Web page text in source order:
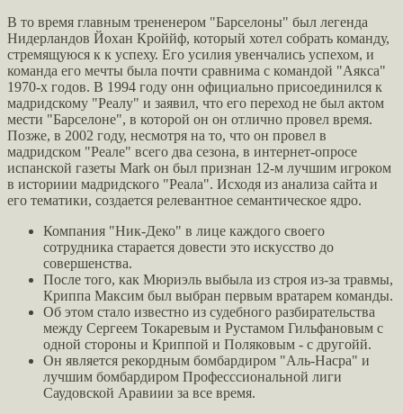
В то время главным трененером "Барселоны" был легенда
Нидерландов Йохан Кроййф, который хотел собрать команду,
стремящуюся к к успеху. Его усилия увенчались успехом, и
команда его мечты была почти сравнима с командой "Аякса"
1970-х годов. В 1994 году онн официально присоединился к
мадридскому "Реалу" и заявил, что его переход не был актом
мести "Барселоне", в которой он он отлично провел время.
Позже, в 2002 году, несмотря на то, что он провел в
мадридском "Реале" всего два сезона, в интернет-опросе
испанской газеты Mark он был признан 12-м лучшим игроком
в историии мадридского "Реала". Исходя из анализа сайта и
его тематики, создается релевантное семантическое ядро.
Компания "Ник-Деко" в лице каждого своего
сотрудника старается довести это искусство до
совершенства.
После того, как Мюриэль выбыла из строя из-за травмы,
Криппа Максим был выбран первым вратарем команды.
Об этом стало известно из судебного разбирательства
между Сергеем Токаревым и Рустамом Гильфановым с
одной стороны и Криппой и Поляковым - с другойй.
Он является рекордным бомбардиром "Аль-Насра" и
лучшим бомбардиром Професссиональной лиги
Саудовской Аравиии за все время.